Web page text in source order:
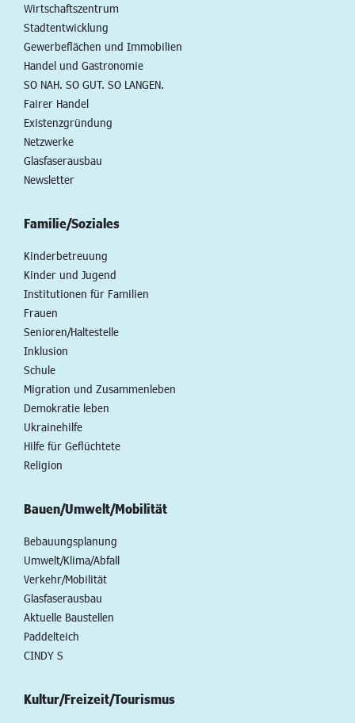
Wirtschaftszentrum
Stadtentwicklung
Gewerbeflächen und Immobilien
Handel und Gastronomie
SO NAH. SO GUT. SO LANGEN.
Fairer Handel
Existenzgründung
Netzwerke
Glasfaserausbau
Newsletter
Familie/Soziales
Kinderbetreuung
Kinder und Jugend
Institutionen für Familien
Frauen
Senioren/Haltestelle
Inklusion
Schule
Migration und Zusammenleben
Demokratie leben
Ukrainehilfe
Hilfe für Geflüchtete
Religion
Bauen/Umwelt/Mobilität
Bebauungsplanung
Umwelt/Klima/Abfall
Verkehr/Mobilität
Glasfaserausbau
Aktuelle Baustellen
Paddelteich
CINDY S
Kultur/Freizeit/Tourismus